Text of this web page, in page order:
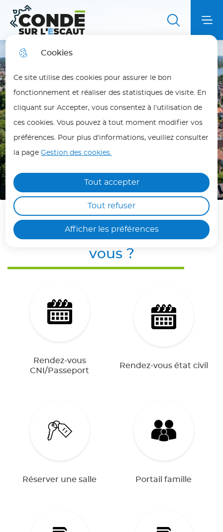
Cookies
Ce site utilise des cookies pour assurer le bon
fonctionnement et réaliser des statistiques de visite. En
cliquant sur Accepter, vous consentez à l'utilisation de
ces cookies. Vous pouvez à tout moment modifier vos
préférences. Pour plus d'informations, veuillez consulter
la pageGestion des cookies.
Afficher les préférences
Tout accepter
Tout refuser
Aller
au
menu
Aller à la
recherche
plan du
En période de fortes chaleurs, adoptez les bons
réflexes pour vous protéger et protéger vos
proches.
Les personnes les plus vulnérables (enfants,
personnes âgées, malades ou isolées) doivent
Hydratez-vous régulièrement, évitez les efforts
physiques aux heures les plus chaudes (12h/18h)
et maintenez votre logement au frais.
seul dans une voiture.
Voir moins
Précédent Pause
Que pouvons nous fairepour
vous ?
Rendez-vous
CNI/Passeport
Rendez-vous état civil
Réserver une salle Portail famille